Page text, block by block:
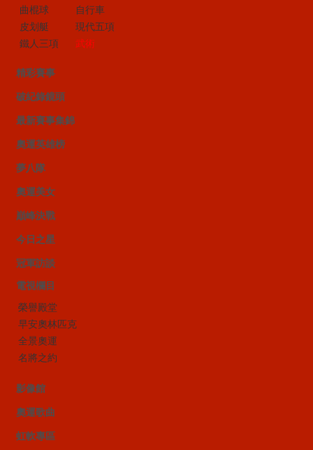
曲棍球
自行車
皮划艇
現代五項
鐵人三項
武術
精彩賽事
破紀錄鏡頭
最新賽事集錦
奧運英雄榜
夢八隊
奧運美女
巔峰決戰
今日之星
冠軍訪談
電視欄目
榮譽殿堂
早安奧林匹克
全景奧運
名將之約
影像館
奧運歌曲
虹軟專區